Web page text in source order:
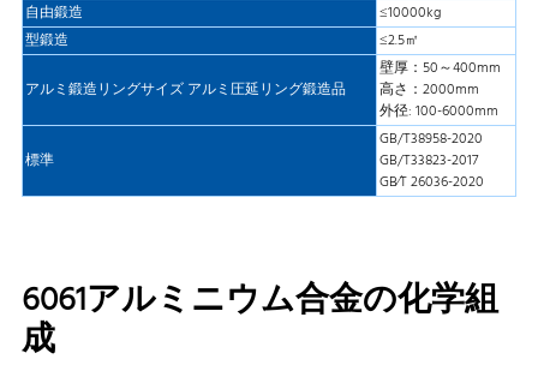
自由鍛造
≤10000kg
型鍛造
≤2.5㎡
アルミ鍛造リングサイズ アルミ圧延リング鍛造品
壁厚：50～400mm
高さ：2000mm
外径: 100-6000mm
標準
GB/T38958-2020
GB/T33823-2017
GB∕T 26036-2020
6061アルミニウム合金の化学組
成